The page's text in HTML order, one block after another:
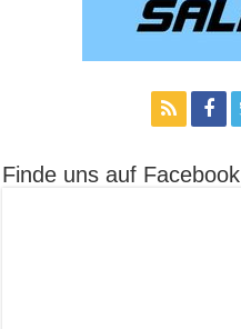
Finde uns auf Facebook